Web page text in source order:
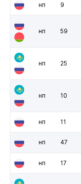
нп 9
нп 59
нп 25
нп 10
нп 11
нп 47
нп 17